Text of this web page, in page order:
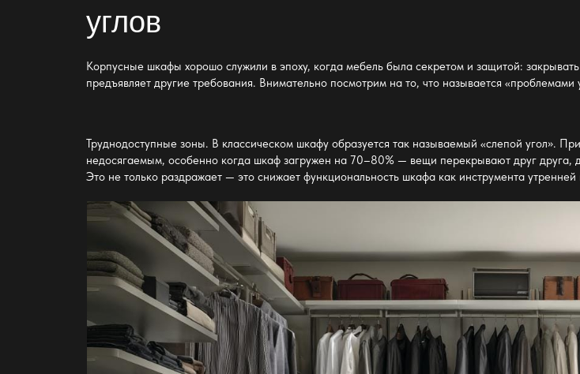
углов
Корпусные шкафы хорошо служили в эпоху, когда мебель была секретом и защитой:
предъявляет другие требования. Внимательно посмотрим на то, что называется
Труднодоступные зоны. В классическом шкафу образуется так называемый «слепой угол».
недосягаемым, особенно когда шкаф загружен на 70–80% — вещи перекрывают друг друга,
Это не только раздражает — это снижает функциональность шкафа как инструмента утренней